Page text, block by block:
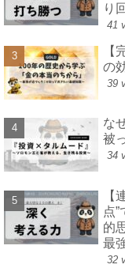
り
41
【
の
39
な
被
34
【
点
的
最
32